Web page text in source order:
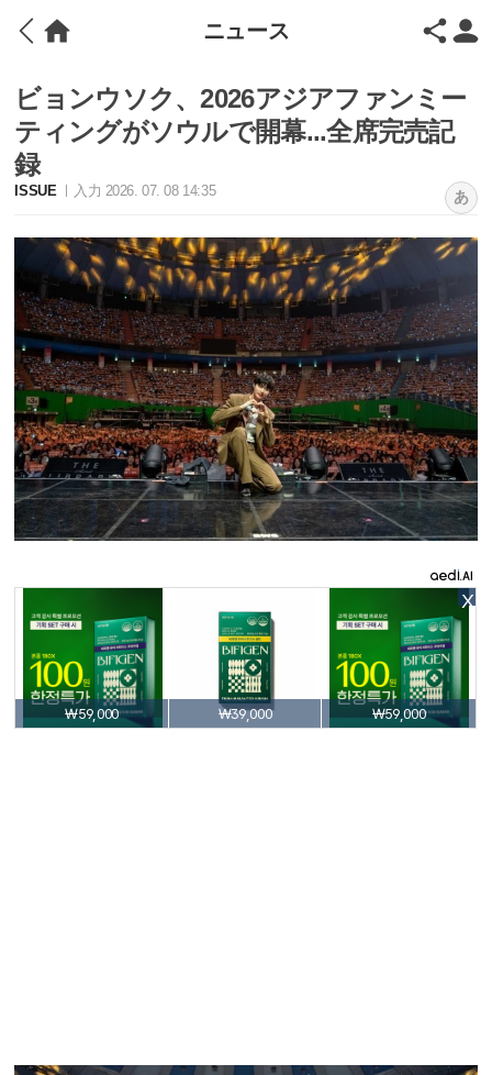
ニュース
ビョンウソク、2026アジアファンミー
ティングがソウルで開幕...全席完売記
録
ISSUE 入力 2026. 07. 08 14:35 あ
X
₩59,000 ₩39,000 ₩59,000